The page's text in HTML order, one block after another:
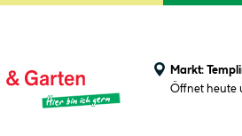
Markt:
Öffnet heute